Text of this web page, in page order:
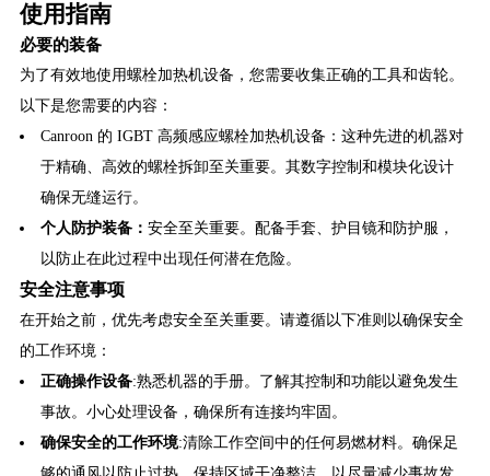
使用指南
必要的装备
为了有效地使用螺栓加热机设备，您需要收集正确的工具和齿轮。
以下是您需要的内容：
Canroon 的 IGBT 高频感应螺栓加热机设备：这种先进的机器对
于精确、高效的螺栓拆卸至关重要。其数字控制和模块化设计
确保无缝运行。
个人防护装备： 安全至关重要。配备手套、护目镜和防护服，
以防止在此过程中出现任何潜在危险。
安全注意事项
在开始之前，优先考虑安全至关重要。请遵循以下准则以确保安全
的工作环境：
正确操作设备:熟悉机器的手册。了解其控制和功能以避免发生
事故。小心处理设备，确保所有连接均牢固。
确保安全的工作环境:清除工作空间中的任何易燃材料。确保足